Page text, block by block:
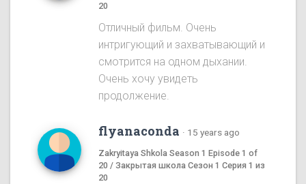
20
Отличный фильм. Очень
интригующий и захватывающий и
смотрится на одном дыхании.
Очень хочу увидеть
продолжение.
flyanaconda · 15 years ago
Zakryitaya Shkola Season 1 Episode 1 of
20 / Закрытая школа Сезон 1 Серия 1 из
20